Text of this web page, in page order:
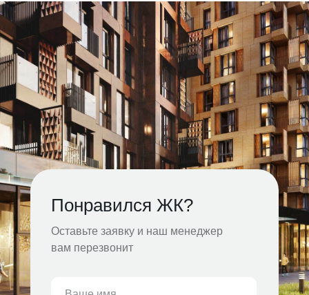
Оставьте заявку и наш менеджер
вам перезвонит
Понравился ЖК?